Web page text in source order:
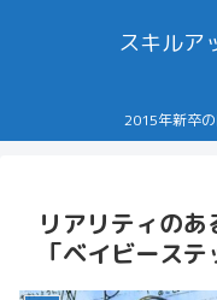
スキルア
2015年新卒
リアリティのあ
「ベイビース